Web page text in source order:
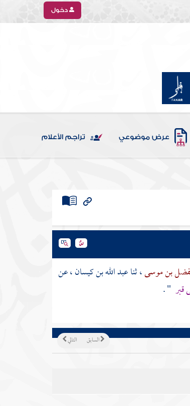
دخول
عرض موضوعي تراجم الأعلام
بن موسى، ثناعبد الله بن كيسان، عن
قبر " .
التالي السابق